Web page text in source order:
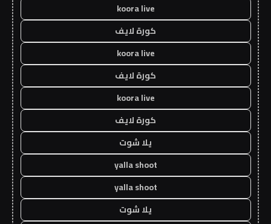
koora live
كورة لايف
koora live
كورة لايف
koora live
كورة لايف
يلا شوت
yalla shoot
yalla shoot
يلا شوت